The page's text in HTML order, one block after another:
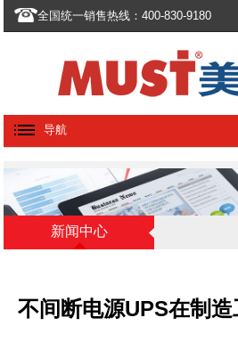
全国统一销售热线：400-830-9180
导航
新闻中心
不间断电源UPS在制